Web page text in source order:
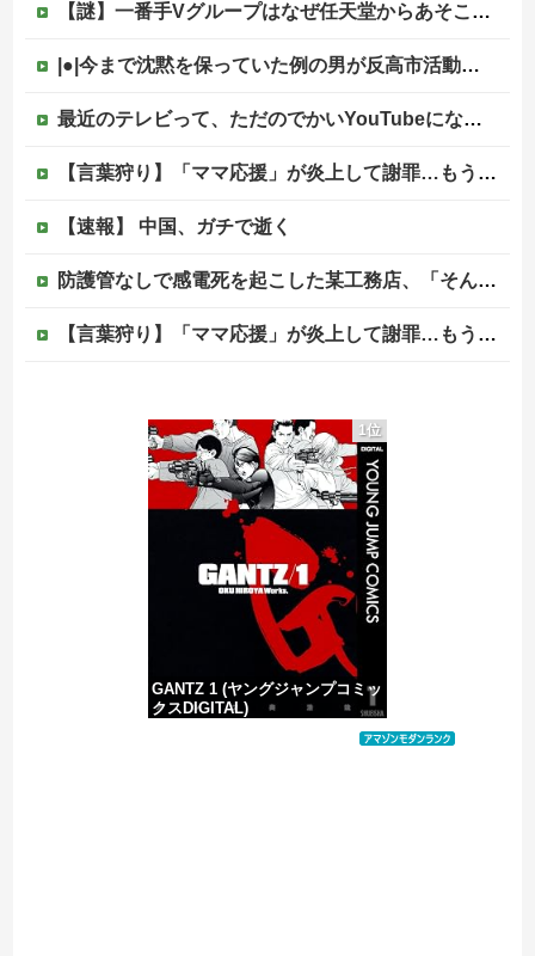
【謎】一番手Vグループはなぜ任天堂からあそこまで寵愛されるんだ？
|●|今まで沈黙を保っていた例の男が反高市活動を再開した模様、財務省を手を組んでの返り咲きが狙いか？
最近のテレビって、ただのでかいYouTubeになりつつあるよな他
【言葉狩り】「ママ応援」が炎上して謝罪…もう何も言えない
【速報】 中国、ガチで逝く
防護管なしで感電死を起こした某工務店、「そんな危険な現場お断りしますわ!と断って正解やったわ」と業者が業界事情を告白
【言葉狩り】「ママ応援」が炎上して謝罪…もう何も言えない
海外「同じ髪の長さでも女子はボーイッシュ、男子は女っぽい扱いになる」呼び名が逆転する境界線あるある…？
松のや「ママ応援企画」がなぜ許されない？「窮屈な世の中」に住む不幸、「尊重し合える社会」は遠ざかる一方
【移民政策反対】イオンの売り場で唐揚げを食う中国人の子供
1位
GANTZ 1 (ヤングジャンプコミッ
クスDIGITAL)
価格：¥100